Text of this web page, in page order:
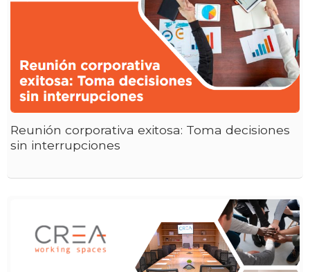
Reunión corporativa exitosa: Toma decisiones
sin interrupciones